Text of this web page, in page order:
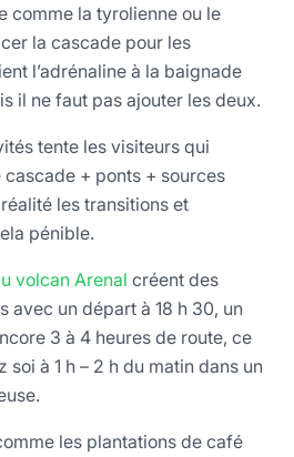
comme la tyrolienne ou le
la cascade pour les
l’adrénaline à la baignade
il ne faut pas ajouter les deux.
tente les visiteurs qui
+ ponts + sources
les transitions et
pénible.
volcan Arenal créent des
avec un départ à 18 h 30, un
3 à 4 heures de route, ce
à 1 h – 2 h du matin dans un
les plantations de café